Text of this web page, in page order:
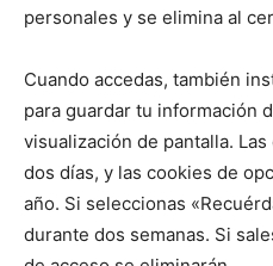
personales y se elimina al
Cuando accedas, también
para guardar tu información
visualización de pantalla.
dos días, y las cookies de
año. Si seleccionas
durante dos semanas. Si